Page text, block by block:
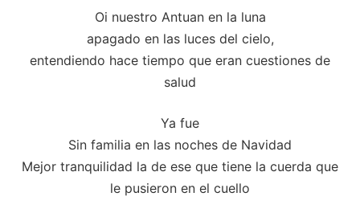
Oi nuestro Antuan en la luna
apagado en las luces del cielo,
entendiendo hace tiempo que eran cuestiones de
salud
Ya fue
Sin familia en las noches de Navidad
Mejor tranquilidad la de ese que tiene la cuerda que
le pusieron en el cuello